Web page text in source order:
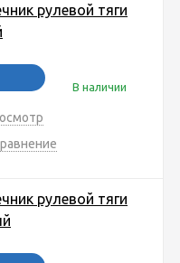
рулевой тяги
В наличии
рулевой тяги